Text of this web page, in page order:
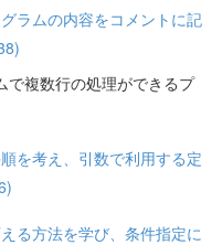
ラムの内容をコメントに記
で複数行の処理ができるプ
を考え、引数で利用する定
る方法を学び、条件指定に